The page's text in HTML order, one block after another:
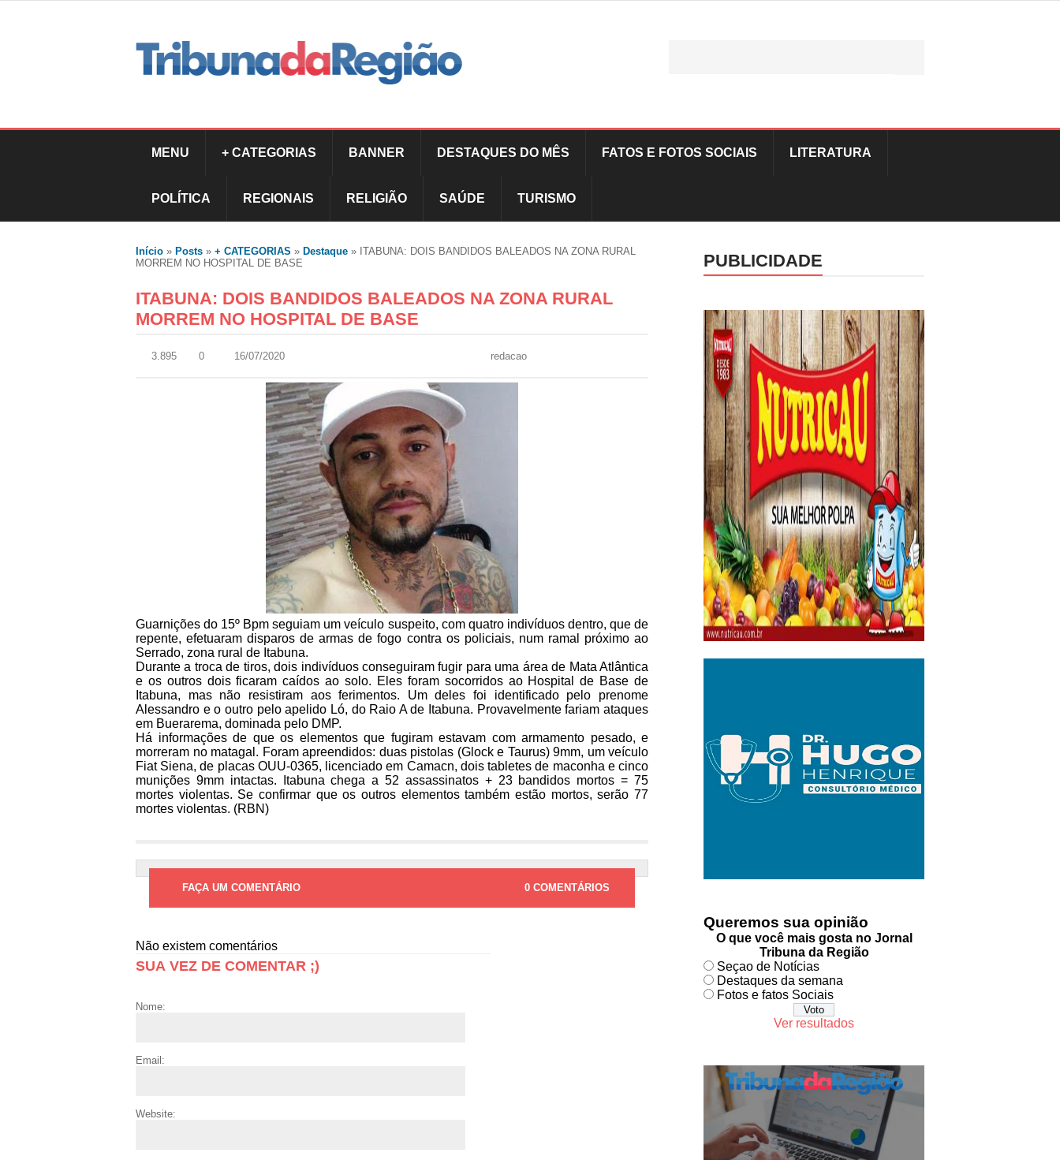
MENU + CATEGORIAS BANNER DESTAQUES DO MÊS FATOS E FOTOS SOCIAIS LITERATURA
POLÍTICA REGIONAIS RELIGIÃO SAÚDE TURISMO
Início » Posts » + CATEGORIAS » Destaque » ITABUNA: DOIS BANDIDOS BALEADOS NA ZONA RURAL
MORREM NO HOSPITAL DE BASE
ITABUNA: DOIS BANDIDOS BALEADOS NA ZONA RURAL
MORREM NO HOSPITAL DE BASE
3.895 0 16/07/2020 redacao
Guarnições do 15º Bpm seguiam um veículo suspeito, com quatro indivíduos dentro, que de
repente, efetuaram disparos de armas de fogo contra os policiais, num ramal próximo ao
Serrado, zona rural de Itabuna.
Durante a troca de tiros, dois indivíduos conseguiram fugir para uma área de Mata Atlântica
e os outros dois ficaram caídos ao solo. Eles foram socorridos ao Hospital de Base de
Itabuna, mas não resistiram aos ferimentos. Um deles foi identificado pelo prenome
Alessandro e o outro pelo apelido Ló, do Raio A de Itabuna. Provavelmente fariam ataques
em Buerarema, dominada pelo DMP.
Há informações de que os elementos que fugiram estavam com armamento pesado, e
morreram no matagal. Foram apreendidos: duas pistolas (Glock e Taurus) 9mm, um veículo
Fiat Siena, de placas OUU-0365, licenciado em Camacn, dois tabletes de maconha e cinco
munições 9mm intactas. Itabuna chega a 52 assassinatos + 23 bandidos mortos = 75
mortes violentas. Se confirmar que os outros elementos também estão mortos, serão 77
mortes violentas. (RBN)
FAÇA UM COMENTÁRIO 0 COMENTÁRIOS
Não existem comentários
SUA VEZ DE COMENTAR ;)
Nome:
Email:
Website:
PUBLICIDADE
Queremos sua opinião
O que você mais gosta no Jornal
Tribuna da Região
Seçao de Notícias
Destaques da semana
Fotos e fatos Sociais
Ver resultados